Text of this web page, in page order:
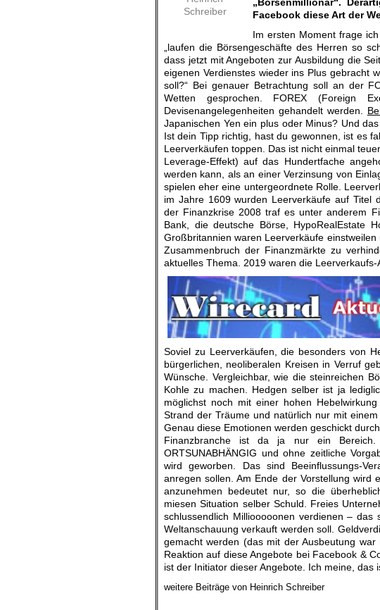
Schreiber
Facebook diese Art der
Im ersten Moment frage ich
„laufen die Börsengeschäfte des Herren so
dass jetzt mit Angeboten zur Ausbildung die
eigenen Verdienstes wieder ins Plus gebracht
soll?“ Bei genauer Betrachtung soll an der
Wetten gesprochen. FOREX (Foreign
Devisenangelegenheiten gehandelt werden.
Japanischen Yen ein plus oder Minus? Und
Ist dein Tipp richtig, hast du gewonnen, ist es
Leerverkäufen toppen. Das ist nicht einmal
Leverage-Effekt) auf das Hundertfache
werden kann, als an einer Verzinsung von
spielen eher eine untergeordnete Rolle.
im Jahre 1609 wurden Leerverkäufe auf Titel
der Finanzkrise 2008 traf es unter anderem
Bank, die deutsche Börse, HypoRealEstate
Großbritannien waren Leerverkäufe
Zusammenbruch der Finanzmärkte zu
aktuelles Thema. 2019 waren die
Soviel zu Leerverkäufen, die besonders von
bürgerlichen, neoliberalen Kreisen in Verruf
Wünsche. Vergleichbar, wie die steinreichen
Kohle zu machen. Hedgen selber ist ja
möglichst noch mit einer hohen
Strand der Träume und natürlich nur mit
Genau diese Emotionen werden geschickt
Finanzbranche ist da ja nur ein
ORTSUNABHÄNGIG und ohne zeitliche
wird geworben. Das sind Beeinflussungs-
anregen sollen. Am Ende der Vorstellung wird
anzunehmen bedeutet nur, so die
miesen Situation selber Schuld. Freies
schlussendlich Milliooooonen verdienen –
Weltanschauung verkauft werden soll.
gemacht werden (das mit der Ausbeutung
Reaktion auf diese Angebote bei Facebook &
ist der Initiator dieser Angebote. Ich meine, das
weitere Beiträge von Heinrich Schreiber